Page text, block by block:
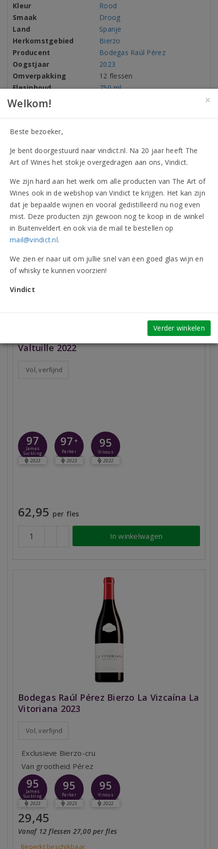
Kleur
Rood
Smaak
Droog
Land
Spanje
Herkomstgebied
Bierzo
Producent
Bodegas Raúl Pérez
Oogstjaar
2023
Omverpakking
12 flessen
Flesinhoud
750 ml
Alcohol
Druivenrassen
100% Mencía
Allergenen
Beoordelingen (11)
Vergelijkbare artikelen
Bodegas Raúl Pérez Bierzo Ultreia
Valtuille 2022
Vol, verfijnd
97
James
Suckling
2023
97 +
Parker
2023
95
Vinous
2022
62,95 per fles
In winkelwagen
Bodegas Raúl Pérez Bierzo La Vizcaína La
Vitoriana 2023
Vol, verfijnd
Exclusieve Bierzo-cru
Van grootheid Pérez
95
James
Suckling
2023
95
Parker
2023
95
Vinous
2022
29,45
Vanaf 12 flessen 27,00 per fles
Beperkt beschikbaar
×
Welkom!
Beste bezoeker,
Je bent doorgestuurd naar vindict.nl. Na 20 jaar heeft The
Art of Wines het stokje overgedragen aan ons, Vindict.
We zijn hard aan het werk om alle producten van The Art of
Wines ook in de webshop van Vindict te krijgen. Het kan zijn
dat je bepaalde wijnen en vooral gedistilleerd nu nog even
mist. Deze producten zijn gewoon nog te koop in de winkel
in Buitenveldert en ook via de mail te bestellen op
mail@vindict.nl.
We zien er naar uit om jullie snel van een goed glas wijn en
of whisky te kunnen voorzien!
Vindict
Verder winkelen